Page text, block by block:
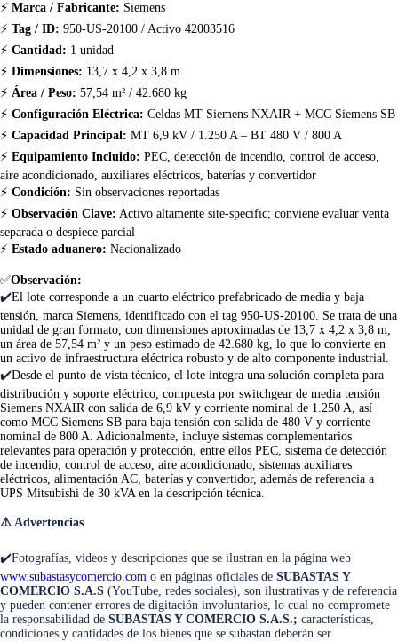
⚡ Marca / Fabricante: Siemens
⚡ Tag / ID: 950-US-20100 / Activo 42003516
⚡ Cantidad: 1 unidad
⚡ Dimensiones: 13,7 x 4,2 x 3,8 m
⚡ Área / Peso: 57,54 m² / 42.680 kg
⚡ Configuración Eléctrica: Celdas MT Siemens NXAIR + MCC Siemens SB
⚡ Capacidad Principal: MT 6,9 kV / 1.250 A – BT 480 V / 800 A
⚡ Equipamiento Incluido: PEC, detección de incendio, control de acceso,
aire acondicionado, auxiliares eléctricos, baterías y convertidor
⚡ Condición: Sin observaciones reportadas
⚡ Observación Clave: Activo altamente site-specific; conviene evaluar venta
separada o despiece parcial
⚡ Estado aduanero: Nacionalizado
✅Observación:
✔️El lote corresponde a un cuarto eléctrico prefabricado de media y baja
tensión, marca Siemens, identificado con el tag 950-US-20100. Se trata de una
unidad de gran formato, con dimensiones aproximadas de 13,7 x 4,2 x 3,8 m,
un área de 57,54 m² y un peso estimado de 42.680 kg, lo que lo convierte en
un activo de infraestructura eléctrica robusto y de alto componente industrial.
✔️Desde el punto de vista técnico, el lote integra una solución completa para
distribución y soporte eléctrico, compuesta por switchgear de media tensión
Siemens NXAIR con salida de 6,9 kV y corriente nominal de 1.250 A, así
como MCC Siemens SB para baja tensión con salida de 480 V y corriente
nominal de 800 A. Adicionalmente, incluye sistemas complementarios
relevantes para operación y protección, entre ellos PEC, sistema de detección
de incendio, control de acceso, aire acondicionado, sistemas auxiliares
eléctricos, alimentación AC, baterías y convertidor, además de referencia a
UPS Mitsubishi de 30 kVA en la descripción técnica.
⚠️ Advertencias
✔️Fotografías, videos y descripciones que se ilustran en la página web
www.subastasycomercio.com o en páginas oficiales de SUBASTAS Y
COMERCIO S.A.S (YouTube, redes sociales), son ilustrativas y de referencia
y pueden contener errores de digitación involuntarios, lo cual no compromete
la responsabilidad de SUBASTAS Y COMERCIO S.A.S.; características,
condiciones y cantidades de los bienes que se subastan deberán ser